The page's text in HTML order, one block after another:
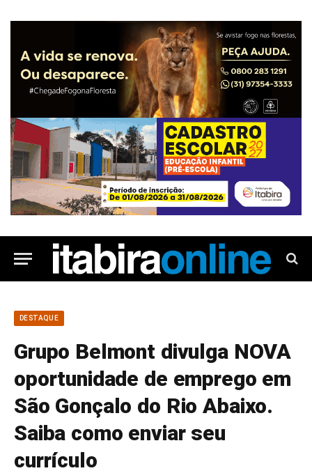
DESTAQUE
Grupo Belmont divulga NOVA
oportunidade de emprego em
São Gonçalo do Rio Abaixo.
Saiba como enviar seu
currículo